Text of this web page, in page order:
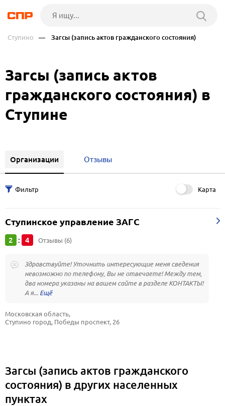
Ступино — Загсы (запись актов гражданского состояния)
Загсы (запись актов
гражданского состояния) в
Ступине
Организации Отзывы
Карта
Ступинское управление ЗАГС
2 : 4 Отзывы (6)
Здравствуйте! Уточнить интересующие меня сведения
невозможно по телефону, Вы не отвечаете! Между тем,
два номера указаны на вашем сайте в разделе КОНТАКТЫ!
А я...
Московская область,
Ступино город, Победы проспект, 26
Загсы (запись актов гражданского
состояния) в других населенных
пунктах